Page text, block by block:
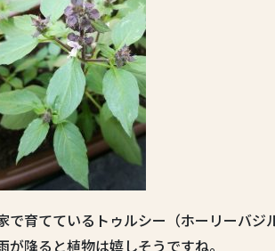
で育てているトゥルシー（ホーリーバ
が降ると植物は嬉しそうですね。